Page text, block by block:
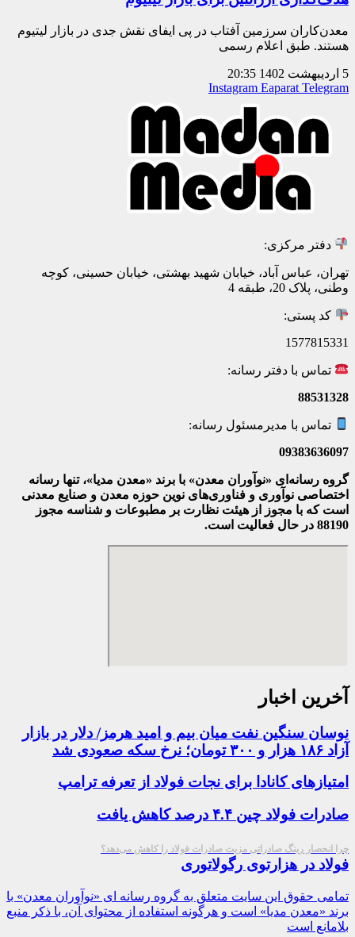
معدن‌کاران سرزمین آفتاب در پی ایفای نقش جدی در بازار لیتیوم
هستند. طبق اعلام رسمی
5 اردیبهشت 1402
20:35
Instagram Eaparat Telegram
دفتر مرکزی:
تهران، عباس آباد، خیابان شهید بهشتی، خیابان حسینی، کوچه
وطنی، پلاک 20، طبقه 4
کد پستی:
1577815331
تماس با دفتر رسانه:
88531328
تماس با مدیرمسئول رسانه:
09383636097
گروه رسانه‌ای «نوآوران معدن» با برند «معدن مدیا»، تنها رسانه
اختصاصی نوآوری و فناوری‌های نوین حوزه معدن و صنایع معدنی‌
است که با مجوز از هیئت نظارت بر مطبوعات و شناسه مجوز
88190 در حال فعالیت است.
آخرین اخبار
نوسان سنگین نفت میان بیم و امید هرمز/ دلار در بازار
آزاد ۱۸۶ هزار و ۳۰۰ تومان؛ نرخ سکه صعودی شد
امتیازهای کانادا برای نجات فولاد از تعرفه ترامپ
صادرات فولاد چین ۴.۴ درصد کاهش یافت
چرا انحصار رینگ صادراتی مزیت صادرات فولاد را کاهش می‌دهد؟
فولاد در هزارتوی رگولاتوری
تمامی حقوق این سایت متعلق به گروه رسانه ای «نوآوران معدن» با
برند «معدن مدیا» است و هرگونه استفاده از محتوای آن، با ذکر منبع
بلامانع است